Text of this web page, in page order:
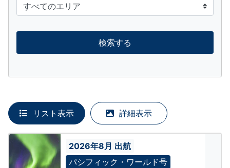
検索する
リスト表示 詳細表示
2026年8月 出航
パシフィック・ワールド号